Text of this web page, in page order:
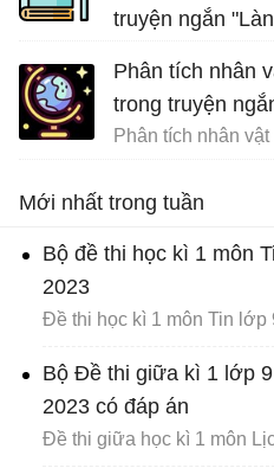
truyện ngắn
cùng ông về
tháng đi tản cư
Phân tích nhân
trong truyện
Mới nhất trong tuần
Bộ đề thi học kì 1 môn
2023
Đề thi học kì 1 môn Tin lớp
Bộ Đề thi giữa kì 1 lớp
2023 có đáp án
Đề thi giữa học kì 1 môn